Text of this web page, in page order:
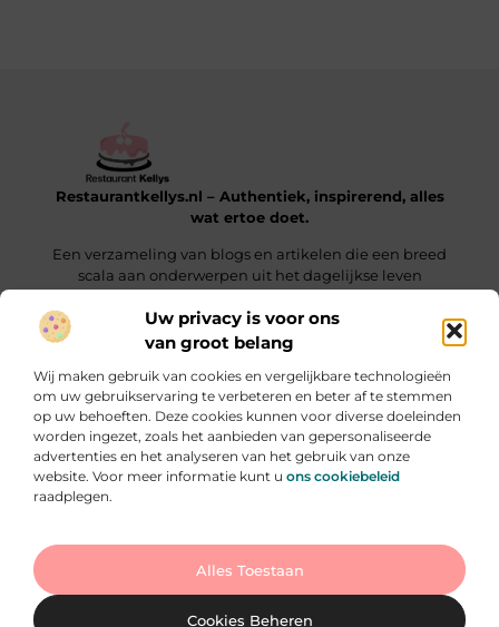
Uw privacy is voor ons
van groot belang
Wij maken gebruik van cookies en vergelijkbare technologieën
om uw gebruikservaring te verbeteren en beter af te stemmen
op uw behoeften. Deze cookies kunnen voor diverse doeleinden
worden ingezet, zoals het aanbieden van gepersonaliseerde
advertenties en het analyseren van het gebruik van onze
website. Voor meer informatie kunt u ons cookiebeleid
raadplegen.
Alles Toestaan
Cookies Beheren
Ga Naar
Restaurantkellys.nl – Authentiek, inspirerend, alles
wat ertoe doet.
Een verzameling van blogs en artikelen die een breed
scala aan onderwerpen uit het dagelijkse leven
Onze informatie
Bericht categorie
Cookiebeleid (EU)
@2025 www.restaurantkellys.nl. All Right Reserved.